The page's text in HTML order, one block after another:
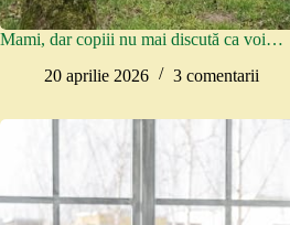
Mami, dar copiii nu mai discută ca voi…
20 aprilie 2026
3 comentarii